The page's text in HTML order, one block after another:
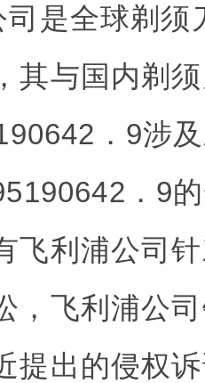
司是全球剃须
其与国内剃
．9涉
．9
飞利浦公司
，飞利浦公
提出的侵权